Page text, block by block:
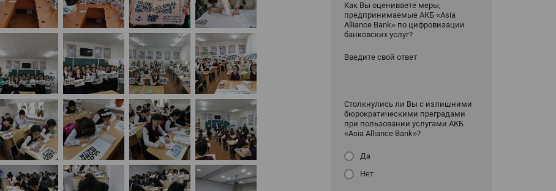
Как Вы оцениваете меры,
предпринимаемые АКБ «Asia
Alliance Bank» по цифровизации
банковских услуг?
Введите свой ответ
Столкнулись ли Вы с излишними
бюрократическими преградами
при пользовании услугами АКБ
«Asia Alliance Bank»?
Да
Нет